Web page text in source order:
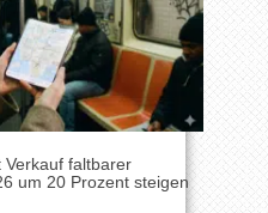
Verkauf faltbarer
um 20 Prozent steigen